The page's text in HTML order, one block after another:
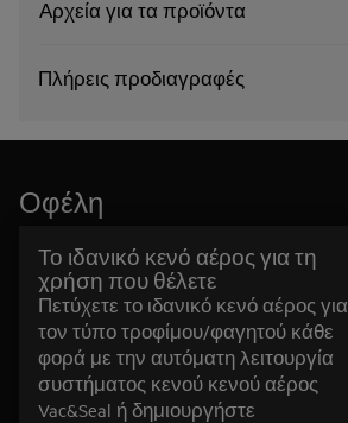
Αρχεία για τα προϊόντα
Πλήρεις προδιαγραφές
Οφέλη
Το ιδανικό κενό αέρος για τη
χρήση που θέλετε
Πετύχετε το ιδανικό κενό αέρος για
τον τύπο τροφίμου/φαγητού κάθε
φορά με την αυτόματη λειτουργία
συστήματος κενού κενού αέρος
Vac&Seal ή δημιουργήστε